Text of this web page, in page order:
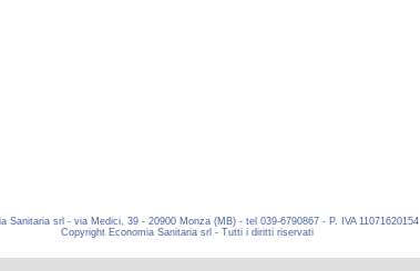
Sanitaria srl - via Medici, 39 - 20900 Monza (MB) - tel 039-6790867 - P. IVA 11071620154
Copyright Economia Sanitaria srl - Tutti i diritti riservati